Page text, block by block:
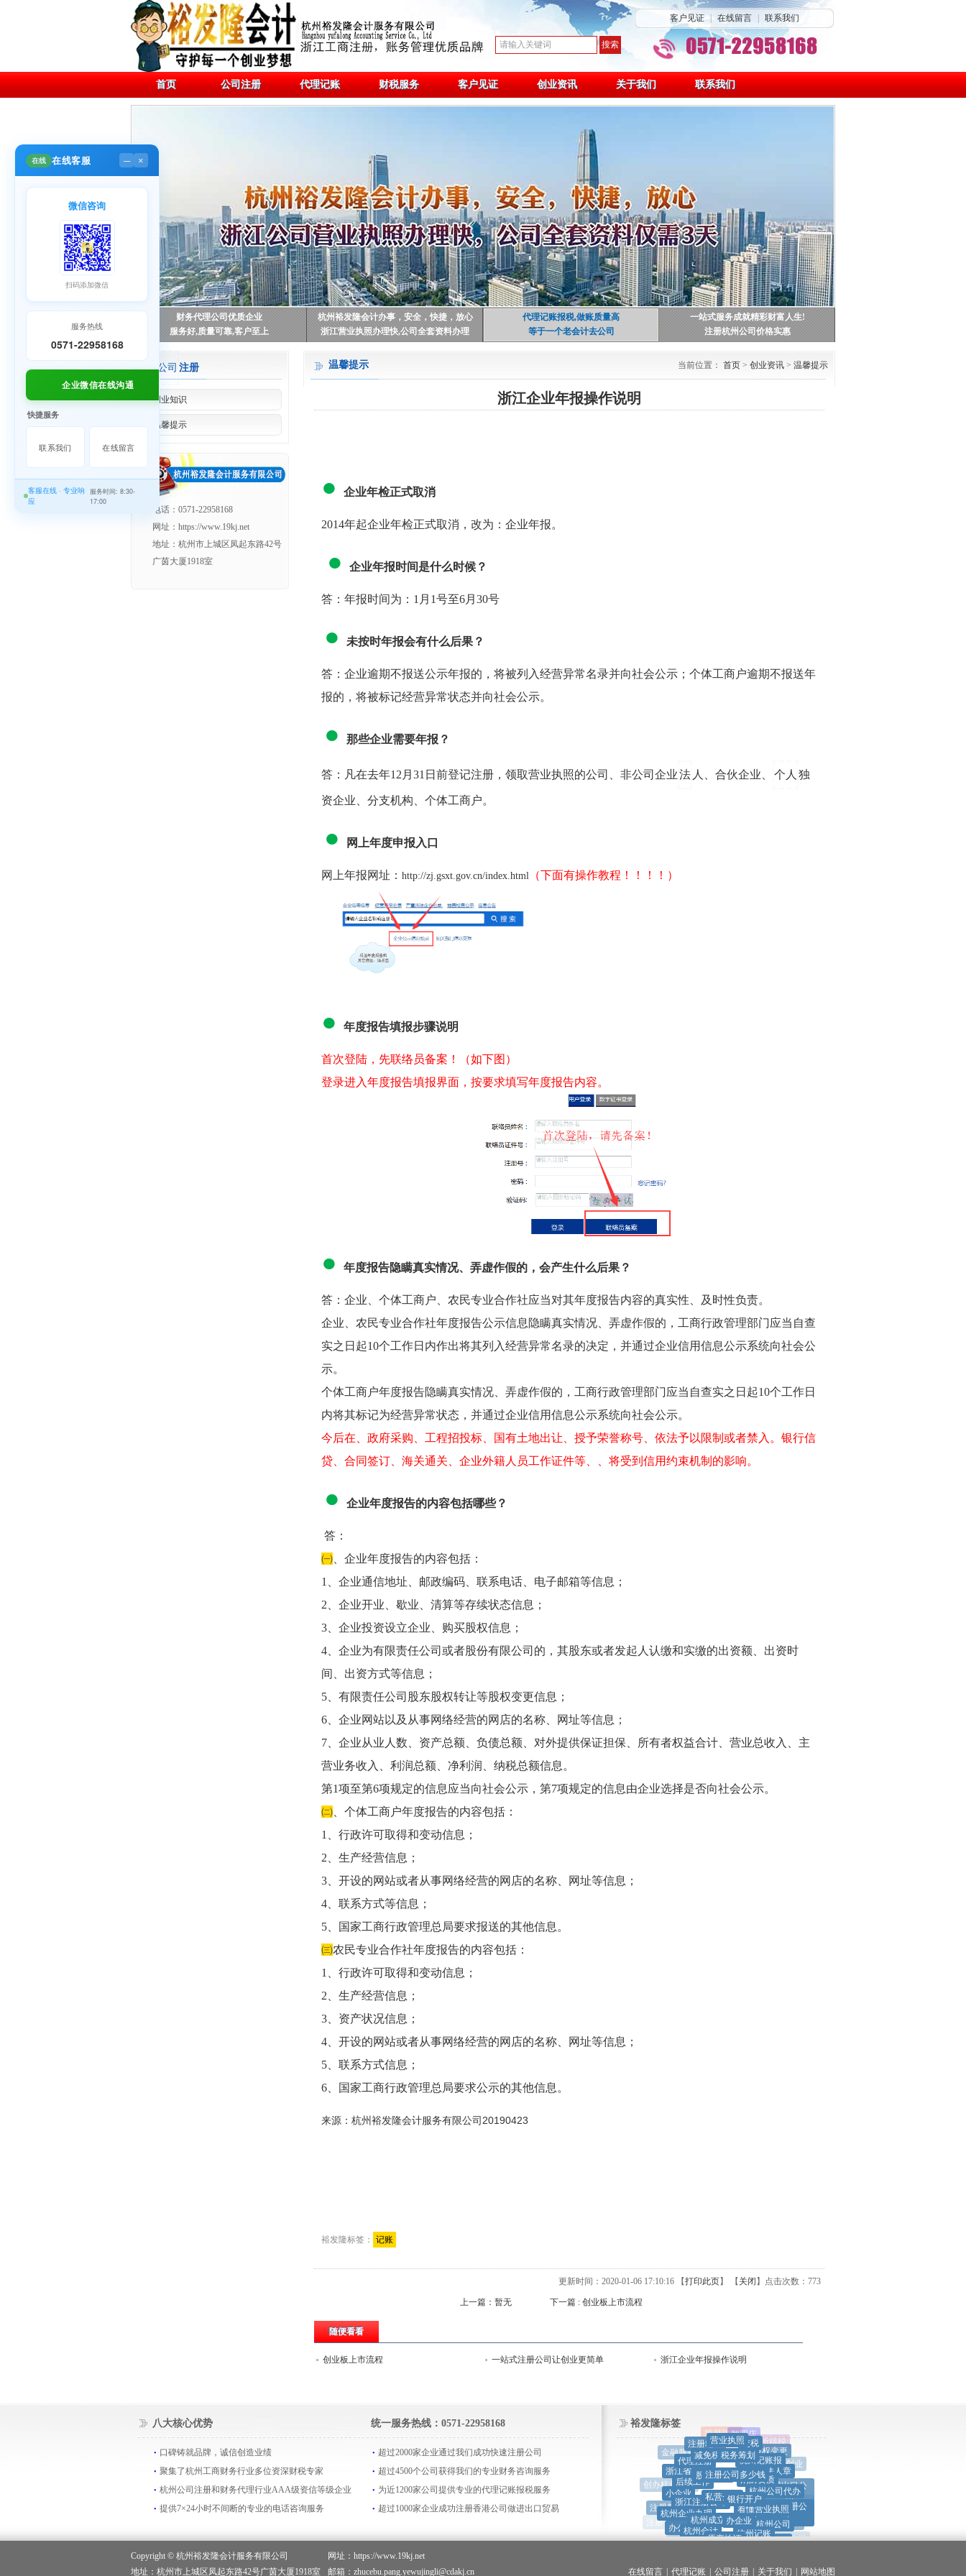
客户见证 在线留言 联系我们
首页 公司注册 代理记账 财税服务 客户见证 创业资讯 关于我们 联系我们
财务代理公司优质企业
服务好,质量可靠,客户至上
杭州裕发隆会计办事，安全，快捷，放心
浙江营业执照办理快,公司全套资料办理
代理记账报税,做账质量高
等于一个老会计去公司
一站式服务成就精彩财富人生!
注册杭州公司价格实惠
公司 注册
创业知识
温馨提示
电话：0571-22958168
网址：https://www.19kj.net
地址：杭州市上城区凤起东路42号
广茵大厦1918室
温馨提示 当前位置： 首页 > 创业资讯 > 温馨提示
浙江企业年报操作说明
● 企业年检正式取消
2014年起企业年检正式取消，改为：企业年报。
● 企业年报时间是什么时候？
答：年报时间为：1月1号至6月30号
● 未按时年报会有什么后果？
答：企业逾期不报送公示年报的，将被列入经营异常名录并向社会公示；个体工商户逾期不报送年
报的，将被标记经营异常状态并向社会公示。
● 那些企业需要年报？
答：凡在去年12月31日前登记注册，领取营业执照的公司、非公司企业法 人、合伙企业、 个人 独
资企业、分支机构、个体工商户。
● 网上年度申报入口
网上年报网址： http://zj.gsxt.gov.cn/index.html （下面有操作教程！！！！）
● 年度报告填报步骤说明
首次登陆，先联络员备案！（如下图）
登录进入年度报告填报界面，按要求填写年度报告内容。
● 年度报告隐瞒真实情况、弄虚作假的，会产生什么后果？
答：企业、个体工商户、农民专业合作社应当对其年度报告内容的真实性、及时性负责。
企业、农民专业合作社年度报告公示信息隐瞒真实情况、弄虚作假的，工商行政管理部门应当自查
实之日起10个工作日内作出将其列入经营异常名录的决定，并通过企业信用信息公示系统向社会公
示。
个体工商户年度报告隐瞒真实情况、弄虚作假的，工商行政管理部门应当自查实之日起10个工作日
内将其标记为经营异常状态，并通过企业信用信息公示系统向社会公示。
今后在、政府采购、工程招投标、国有土地出让、授予荣誉称号、依法予以限制或者禁入。银行信
贷、合同签订、海关通关、企业外籍人员工作证件等、、将受到信用约束机制的影响。
● 企业年度报告的内容包括哪些？
答：
㈠ 、企业年度报告的内容包括：
1、企业通信地址、邮政编码、联系电话、电子邮箱等信息；
2、企业开业、歇业、清算等存续状态信息；
3、企业投资设立企业、购买股权信息；
4、企业为有限责任公司或者股份有限公司的，其股东或者发起人认缴和实缴的出资额、出资时
间、出资方式等信息；
5、有限责任公司股东股权转让等股权变更信息；
6、企业网站以及从事网络经营的网店的名称、网址等信息；
7、企业从业人数、资产总额、负债总额、对外提供保证担保、所有者权益合计、营业总收入、主
营业务收入、利润总额、净利润、纳税总额信息。
第1项至第6项规定的信息应当向社会公示，第7项规定的信息由企业选择是否向社会公示。
㈡ 、个体工商户年度报告的内容包括：
1、行政许可取得和变动信息；
2、生产经营信息；
3、开设的网站或者从事网络经营的网店的名称、网址等信息；
4、联系方式等信息；
5、国家工商行政管理总局要求报送的其他信息。
㈢农民专业合作社年度报告的内容包括：
1、行政许可取得和变动信息；
2、生产经营信息；
3、资产状况信息；
4、开设的网站或者从事网络经营的网店的名称、网址等信息；
5、联系方式信息；
6、国家工商行政管理总局要求公示的其他信息。
来源：杭州裕发隆会计服务有限公司20190423
裕发隆标签： 记账
点击次数： 773
更新时间：2020-01-06 17:10:16 【打印此页】 【 关闭 】
上一篇：暂无 下一篇 : 创业板上市流程
随便看看
创业板上市流程 一站式注册公司让创业更简单 浙江企业年报操作说明
八大核心优势
口碑铸就品牌，诚信创造业绩
聚集了杭州工商财务行业多位资深财税专家
杭州公司注册和财务代理行业AAA级资信等级企业
提供7×24小时不间断的专业的电话咨询服务
统一服务热线：0571-22958168
超过2000家企业通过我们成功快速注册公司
超过4500个公司获得我们的专业财务咨询服务
为近1200家公司提供专业的代理记账报税服务
超过1000家企业成功注册香港公司做进出口贸易
裕发隆标签
注册地址
营业执照交税
股权变更
创办杭州公司
浙江省
代理注册
减免税政策税务筹划
杭州记账报
法人章
进出口公
司
行业分
类
旅游公司
注销公司
注册公司资料
注册新公司
小企业
后续工作
股权转让
注册公司多少钱
消防资质
杭州公司代办
自己注册公
司
做买卖
注册杭州公司
哪里实惠
办公司
杭州企业办理
浙江注册公司
私营企业银行开户
看懂营业执照
杭州公司
注销企业
常见问题
公司起名字
杭州会计
杭州成立公司
办企业
杭州记账
杭州公司注册
杭州办营业执照
原产地证
Copyright © 杭州裕发隆会计服务有限公司
地址：杭州市上城区凤起东路42号广茵大厦1918室
网址：https://www.19kj.net
邮箱：zhucebu.pang.yewujingli@cdakj.cn
在线留言 代理记账 公司注册 关于我们 网站地图
在线 在线客服 ─ ×
微信咨询
扫码添加微信
服务热线
0571-22958168
企业微信在线沟通
快捷服务
联系我们 在线留言
客服在线 · 专业响
应
服务时间: 8:30-
17:00